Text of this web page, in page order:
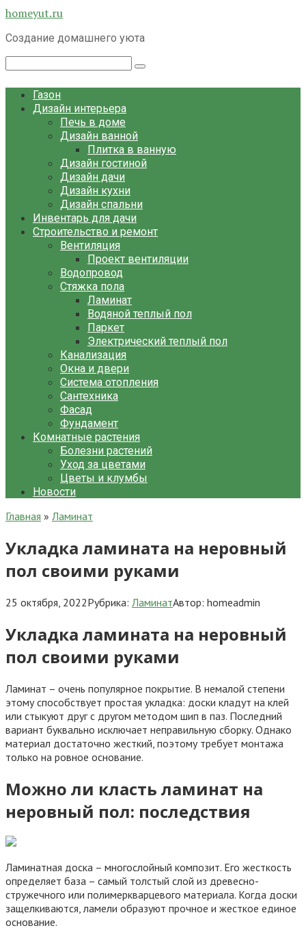
Перейти
контенту
homeyut.ru
Создание домашнего уюта
Газон
Дизайн интерьера
Печь в доме
Дизайн ванной
Плитка в ванную
Дизайн гостиной
Дизайн дачи
Дизайн кухни
Дизайн спальни
Инвентарь для дачи
Строительство и ремонт
Вентиляция
Проект вентиляции
Водопровод
Стяжка пола
Ламинат
Водяной теплый пол
Паркет
Электрический теплый пол
Канализация
Окна и двери
Система отопления
Сантехника
Фасад
Фундамент
Комнатные растения
Болезни растений
Уход за цветами
Цветы и клумбы
Новости
Главная » Ламинат
Укладка ламината на неровный
пол своими руками
25 октября, 2022Рубрика: ЛаминатАвтор: homeadmin
Укладка ламината на неровный
пол своими руками
Ламинат – очень популярное покрытие. В немалой степени
этому способствует простая укладка: доски кладут на клей
или стыкуют друг с другом методом шип в паз. Последний
вариант буквально исключает неправильную сборку. Однако
материал достаточно жесткий, поэтому требует монтажа
только на ровное основание.
Можно ли класть ламинат на
неровный пол: последствия
Ламинатная доска – многослойный композит. Его жесткость
определяет база – самый толстый слой из древесно-
стружечного или полимеркварцевого материала. Когда доски
защелкиваются, ламели образуют прочное и жесткое единое
основание.